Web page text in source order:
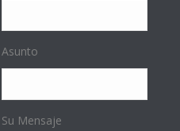
Asunto
Su Mensaje